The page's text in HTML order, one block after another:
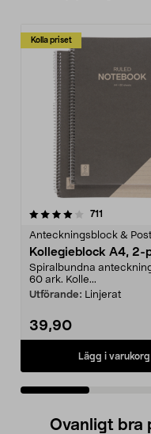
Kolla priset
711
Anteckningsblock &
Kollegieblock A4, 2-
Spiralbundna
60 ark. Kolle...
Utförande: Linjerat
39,90
Lägg i varukorg
4.0 av 5 stjärnor
Ovanligt bra